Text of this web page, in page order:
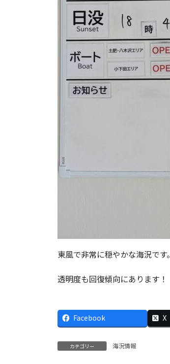
東風で非常に穏やかな海況です。
透明度も回復傾向にあります！
Facebook X
カテゴリー 海況情報